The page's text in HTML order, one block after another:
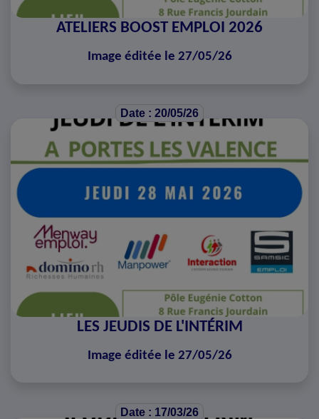
ATELIERS BOOST EMPLOI 2026
Image éditée le 27/05/26
Date : 20/05/26
LES JEUDIS DE L'INTÉRIM
Image éditée le 27/05/26
Date : 17/03/26